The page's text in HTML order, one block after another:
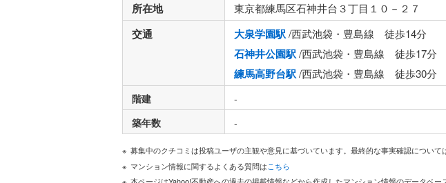
所在地 東京都練馬区石神井台３丁目１０－２７
交通 大泉学園駅/西武池袋・豊島線 徒歩14分
石神井公園駅/西武池袋・豊島線 徒歩17分
練馬高野台駅/西武池袋・豊島線 徒歩30分
階建 -
築年数
-
募集中のクチコミは投稿ユーザの主観や意見に基づいています。最終的な事実確認について
マンション情報に関するよくある質問はこちら